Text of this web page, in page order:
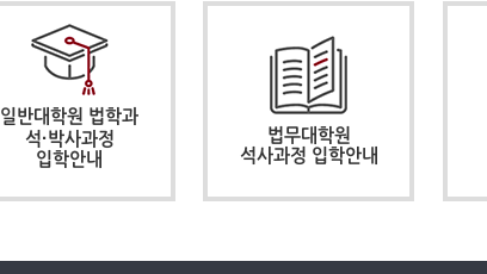
일반대학원 법학과
석·박사과정
입학안내
법무대학원
석사과정 입학안내